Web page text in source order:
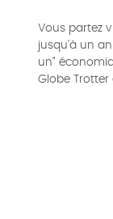
Vous partez
jusqu'à un
un"
Globe